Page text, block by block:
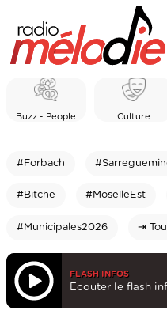
Buzz - People Culture
#Forbach
#Bitche #MoselleEst
#Municipales2026 ⇥
FLASH INFOS
Ecouter le flash